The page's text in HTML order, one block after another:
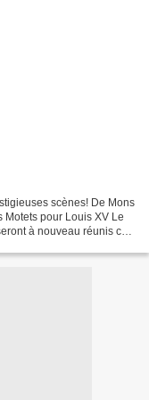
scènes! De Mons
Motets pour Louis XV Le
à nouveau réunis ce